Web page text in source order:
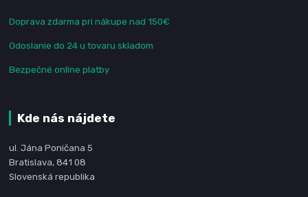
Doprava zdarma pri nákupe nad 150€
Odoslanie do 24 u tovaru skladom
Bezpečné online platby
Kde nás nájdete
ul. Jána Poničana 5
Bratislava, 841 08
Slovenská republika